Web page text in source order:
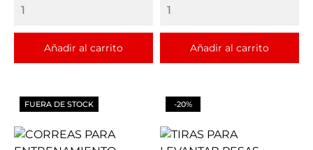
Añadir al carrito Añadir al carrito
FUERA DE STOCK -20%